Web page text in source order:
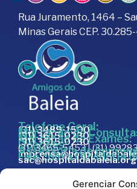
Gerenciar
Rua Juramento, 1464 –
Minas Gerais CEP.
Telefone Geral:
(31) 3489-1500
Marcação de
(31) 3615-0230
Marcação de Exames:
(31) 3615-0230
Doações:
(31) 3465-5453 | (31)
Assessoria de
Fale com a Ouvidoria